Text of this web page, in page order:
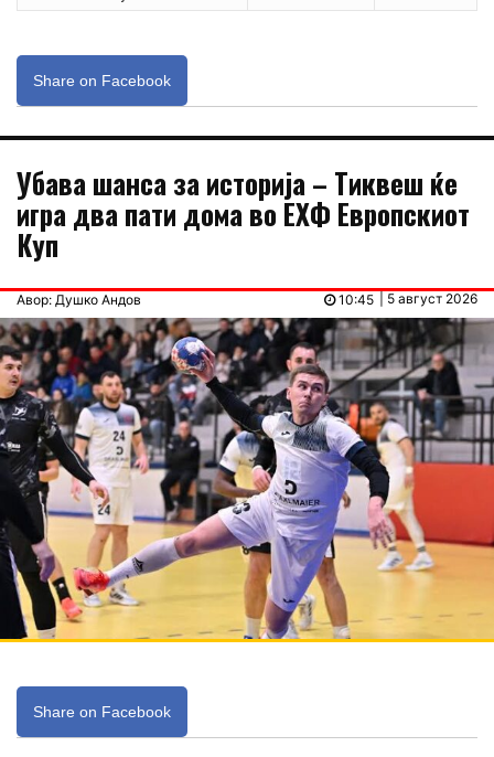
Share on Facebook
Убава шанса за историја – Тиквеш ќе
игра два пати дома во ЕХФ Европскиот
Куп
Авор: Душко Андов | 5 август 2026
10:45
Share on Facebook